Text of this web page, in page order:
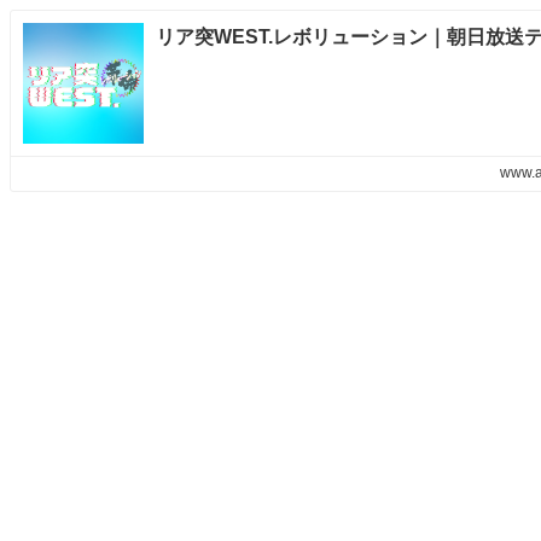
リア突WEST.レボリューション｜朝日放送